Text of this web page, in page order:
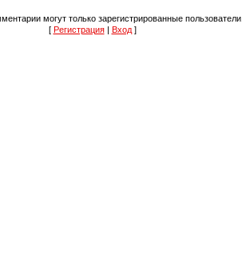
могут только зарегистрированные пользователи.
[ Регистрация| Вход]